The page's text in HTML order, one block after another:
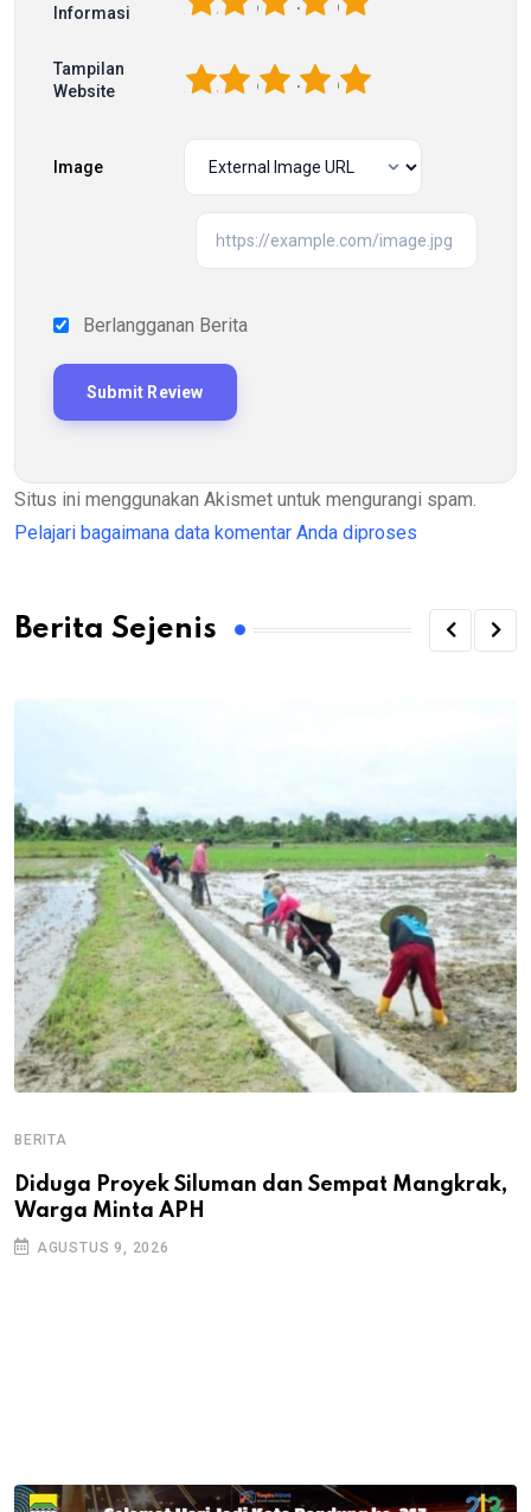
Informasi
Tampilan
Website
5
4
3
2
Image
Berlangganan Berita
Situs ini menggunakan Akismet untuk mengurangi spam.
Pelajari bagaimana data komentar Anda diproses
Berita Sejenis
BERITA
Diduga Proyek Siluman dan Sempat Mangkrak,
Warga Minta APH
AGUSTUS 9, 2026